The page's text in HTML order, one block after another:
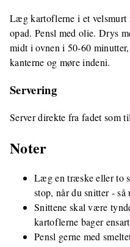
Læg kartoflerne i et velsmurt
opad. Pensl med olie. Drys
midt i ovnen i 50-60
kanterne og møre indeni.
Servering
Server direkte fra fadet som
Noter
Læg en træske eller to
stop, når du snitter -
Snittene skal være
kartoflerne bager
Pensl gerne med